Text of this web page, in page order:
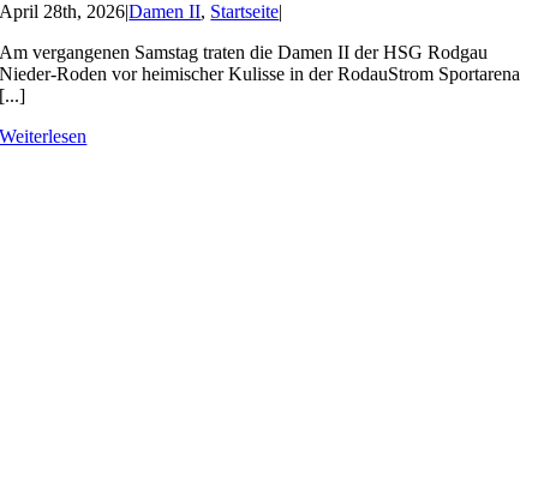
April 28th, 2026|Damen II, Startseite|
Am vergangenen Samstag traten die Damen II der HSG Rodgau
Nieder-Roden vor heimischer Kulisse in der RodauStrom Sportarena
[...]
Weiterlesen